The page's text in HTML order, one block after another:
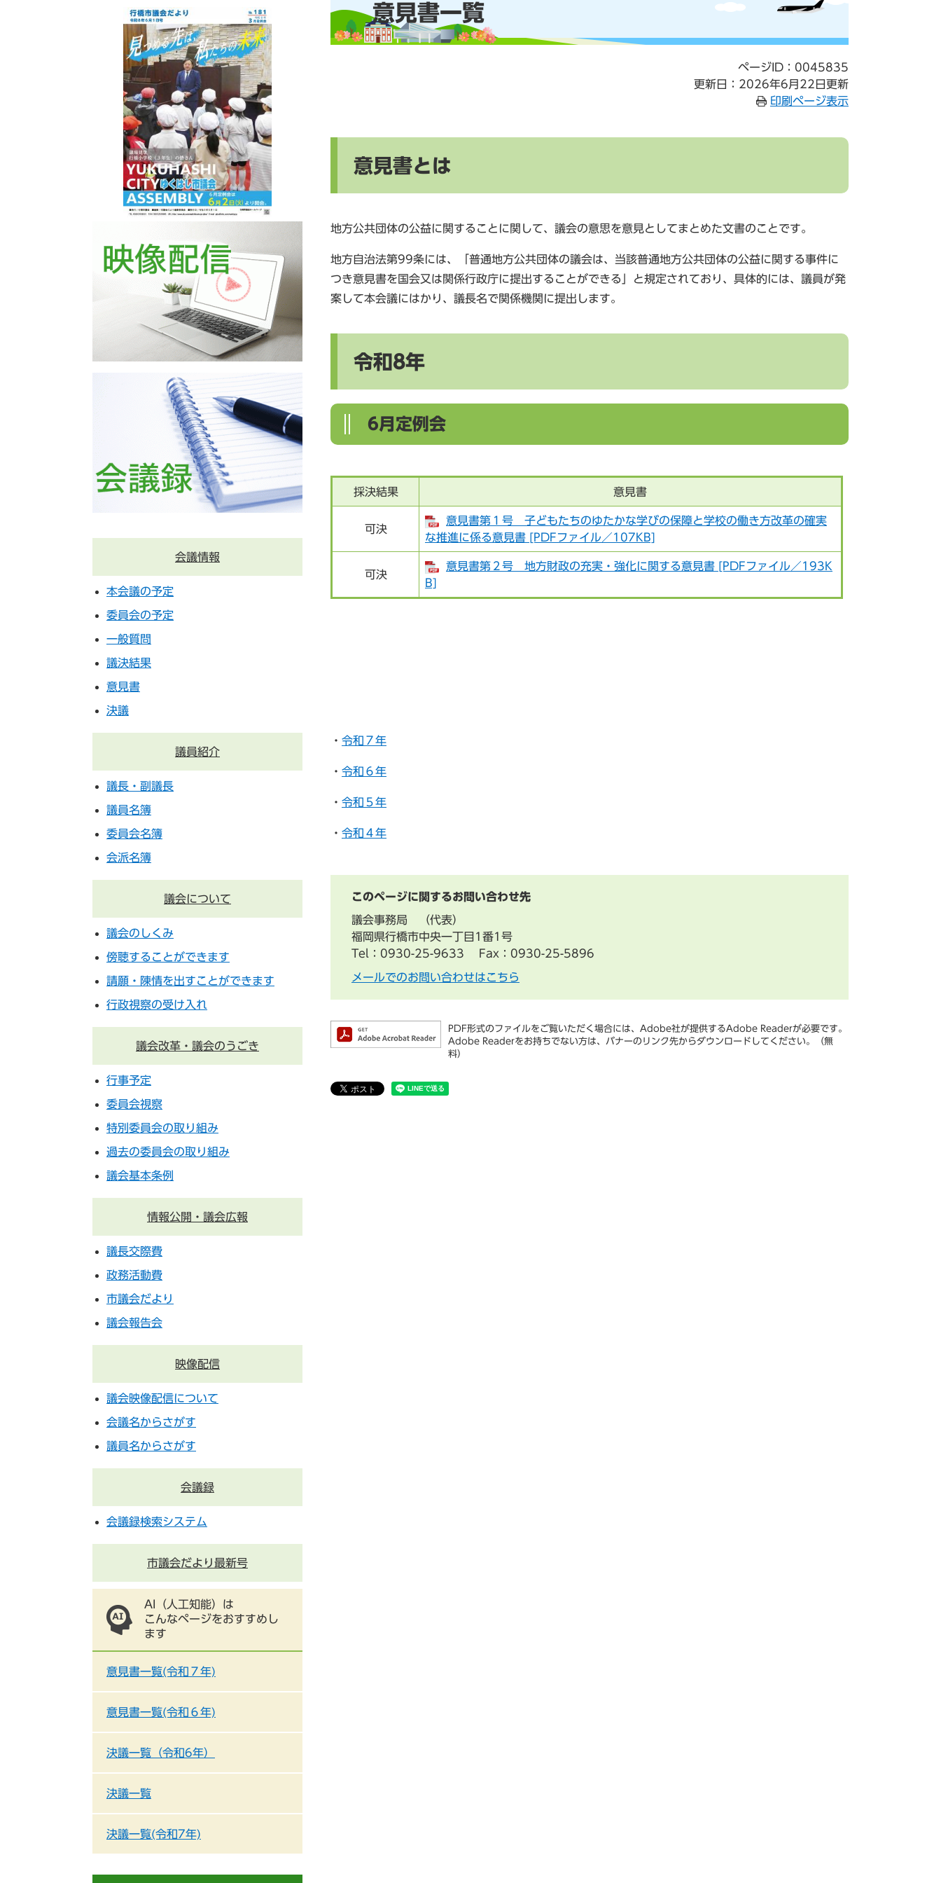
文
意見書一覧
ページID：0045835
更新日：2026年6月22日更新
印刷ページ表示
意見書とは
地方公共団体の公益に関することに関して、議会の意思を意見としてまとめた文書のことです。
地方自治法第99条には、「普通地方公共団体の議会は、当該普通地方公共団体の公益に関する事件に
つき意見書を国会又は関係行政庁に提出することができる」と規定されており、具体的には、議員が発
案して本会議にはかり、議長名で関係機関に提出します。
令和8年
6月定例会
採決結果 意見書
可決
意見書第１号 子どもたちのゆたかな学びの保障と学校の働き方改革の確実
な推進に係る意見書 [PDFファイル／107KB]
可決
意見書第２号 地方財政の充実・強化に関する意見書 [PDFファイル／193K
B]
・ 令和７年
・ 令和６年
・ 令和５年
・ 令和４年
このページに関するお問い合わせ先
議会事務局
代表
福岡県行橋市中央一丁目1番1号
Tel：0930-25-9633
Fax：0930-25-5896
メールでのお問い合わせはこちら
PDF形式のファイルをご覧いただく場合には、Adobe社が提供するAdobe Readerが必要です。
Adobe Readerをお持ちでない方は、バナーのリンク先からダウンロードしてください。（無
料）
会議情報
本会議の予定
委員会の予定
一般質問
議決結果
意見書
決議
議員紹介
議長・副議長
議員名簿
委員会名簿
会派名簿
議会について
議会のしくみ
傍聴することができます
請願・陳情を出すことができます
行政視察の受け入れ
議会改革・議会のうごき
行事予定
委員会視察
特別委員会の取り組み
過去の委員会の取り組み
議会基本条例
情報公開・議会広報
議長交際費
政務活動費
市議会だより
議会報告会
映像配信
議会映像配信について
会議名からさがす
議員名からさがす
会議録
会議録検索システム
市議会だより最新号
AI（人工知能）は
こんなページをおすすめし
ます
意見書一覧(令和７年)
意見書一覧(令和６年)
決議一覧（令和6年）
決議一覧
決議一覧(令和7年)